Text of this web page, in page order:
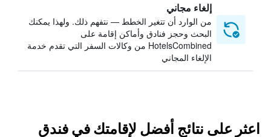
إلغاء مجاني
من الوارد أن تتغير الخطط — نتفهم ذلك. ولهذا يمكنك
البحث وحجز فنادق وأماكن إقامة على
HotelsCombined من وكالات السفر التي تقدم خدمة
الإلغاء المجاني
اعثر على نتائج أفضل لإقامتك في فندق